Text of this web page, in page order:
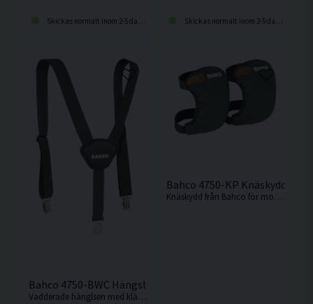
Skickas normalt inom 2-5 dagar Skickas normalt inom 2-5 dagar
Bahco 4750-BWC Hängslen
Vadderade hänglsen med klämfäste från Bahco.
Bahco 4750-KP Knäskydd
Knäskydd från Bahco för montage utanpå byxorna.